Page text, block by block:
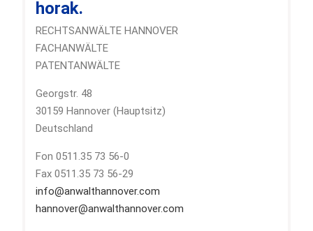
horak.
RECHTSANWÄLTE HANNOVER
FACHANWÄLTE
PATENTANWÄLTE
Georgstr. 48
30159 Hannover (Hauptsitz)
Deutschland
Fon 0511.35 73 56-0
Fax 0511.35 73 56-29
info@anwalthannover.com
hannover@anwalthannover.com